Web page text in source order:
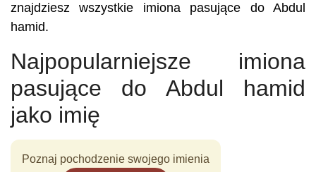
znajdziesz wszystkie imiona pasujące do Abdul
hamid.
Najpopularniejsze imiona
pasujące do Abdul hamid
jako imię
Poznaj pochodzenie swojego imienia